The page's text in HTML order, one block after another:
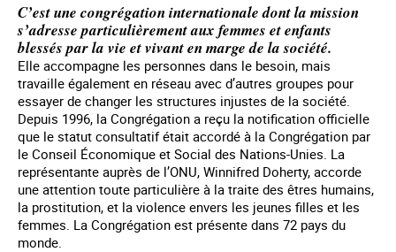
C’est une congrégation internationale dont la mission
s’adresse particulièrement aux femmes et enfants
blessés par la vie et vivant en marge de la société.
Elle accompagne les personnes dans le besoin, mais
travaille également en réseau avec d’autres groupes pour
essayer de changer les structures injustes de la société.
Depuis 1996, la Congrégation a reçu la notification officielle
que le statut consultatif était accordé à la Congrégation par
le Conseil Économique et Social des Nations-Unies. La
représentante auprès de l’ONU, Winnifred Doherty, accorde
une attention toute particulière à la traite des êtres humains,
la prostitution, et la violence envers les jeunes filles et les
femmes. La Congrégation est présente dans 72 pays du
monde.